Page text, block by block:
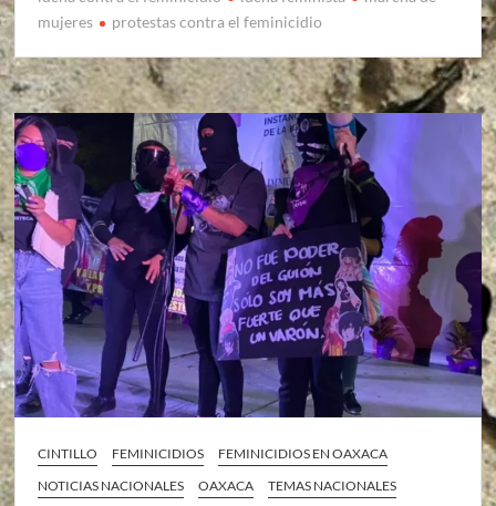
mujeres
protestas contra el feminicidio
CINTILLO FEMINICIDIOS
FEMINICIDIOS EN OAXACA
NOTICIAS NACIONALES
OAXACA TEMAS NACIONALES